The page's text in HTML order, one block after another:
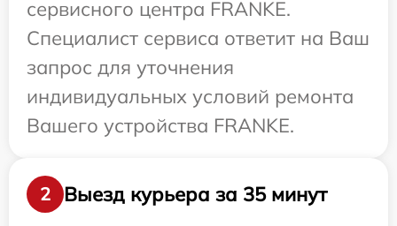
сервисного центра FRANKE.
Специалист сервиса ответит на Ваш
запрос для уточнения
индивидуальных условий ремонта
Вашего устройства FRANKE.
2
Выезд курьера за 35 минут